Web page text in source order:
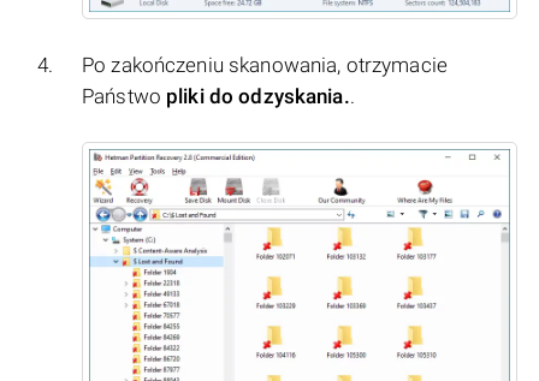
Po zakończeniu skanowania, otrzymacie
Państwo pliki do odzyskania..